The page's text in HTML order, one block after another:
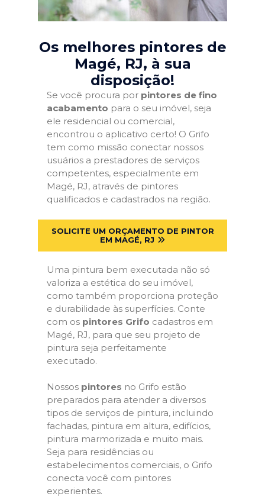
Os melhores pintores de
Magé, RJ, à sua
disposição!
Se você procura por pintores de fino
acabamento para o seu imóvel, seja
ele residencial ou comercial,
encontrou o aplicativo certo! O Grifo
tem como missão conectar nossos
usuários a prestadores de serviços
competentes, especialmente em
Magé, RJ, através de pintores
qualificados e cadastrados na região.
SOLICITE UM ORÇAMENTO DE PINTOR
EM MAGÉ, RJ
Uma pintura bem executada não só
valoriza a estética do seu imóvel,
como também proporciona proteção
e durabilidade às superfícies. Conte
com os pintores Grifo cadastros em
Magé, RJ, para que seu projeto de
pintura seja perfeitamente
executado.
Nossos pintores no Grifo estão
preparados para atender a diversos
tipos de serviços de pintura, incluindo
fachadas, pintura em altura, edifícios,
pintura marmorizada e muito mais.
Seja para residências ou
estabelecimentos comerciais, o Grifo
conecta você com pintores
experientes.